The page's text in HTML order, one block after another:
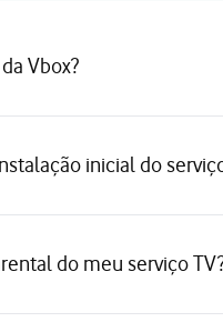
Vbox?
inicial do
do meu serviço